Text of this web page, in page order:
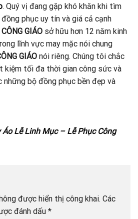
. Quý vị đang gặp khó khăn khi tìm
phục uy tín và giá cả cạnh
GIÁO sở hữu hơn 12 năm kinh
lĩnh vực may mặc nói chung
GIÁO nói riêng. Chúng tôi chắc
kiệm tối đa thời gian công sức và
những bộ đồng phục bền đẹp và
Lễ Linh Mục – Lễ Phục Công
được hiển thị công khai. Các
đánh dấu *